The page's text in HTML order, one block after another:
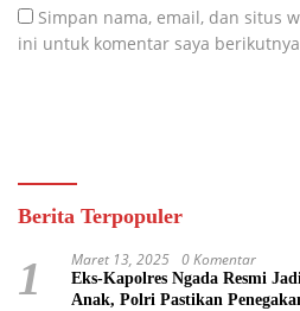
Simpan nama, email, dan situs
ini untuk komentar saya
Berita Terpopuler
1 Maret 13, 2025 0 Komentar
Eks-Kapolres Ngada Resmi
Anak, Polri Pastikan